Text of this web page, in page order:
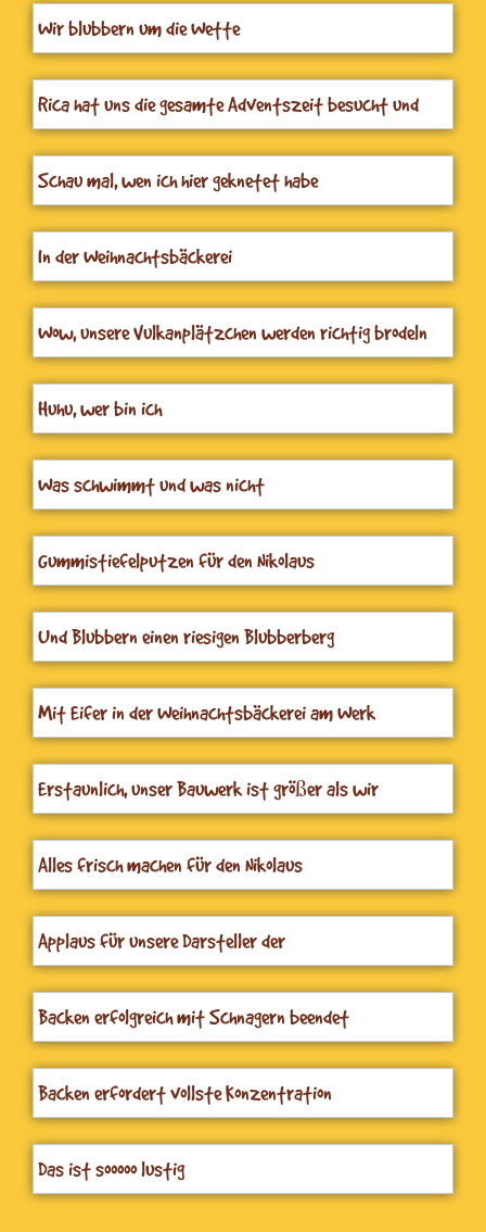
Wir blubbern um die Wette
Rica hat uns die gesamte Adventszeit besucht und
uns Geschichten und Lieder mitgebracht.
Schau mal, wen ich hier geknetet habe
In der Weihnachtsbäckerei
Wow, unsere Vulkanplätzchen werden richtig brodeln
Huhu, wer bin ich
Was schwimmt und was nicht
Gummistiefelputzen für den Nikolaus
Und Blubbern einen riesigen Blubberberg
Mit Eifer in der Weihnachtsbäckerei am Werk
Erstaunlich, unser Bauwerk ist größer als wir
Alles frisch machen für den Nikolaus
Applaus für unsere Darsteller der
Weihnachtsaufführung
Backen erfolgreich mit Schnagern beendet
Backen erfordert vollste Konzentration
Das ist sooooo lustig